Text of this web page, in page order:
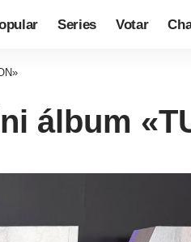
Series Votar
álbum